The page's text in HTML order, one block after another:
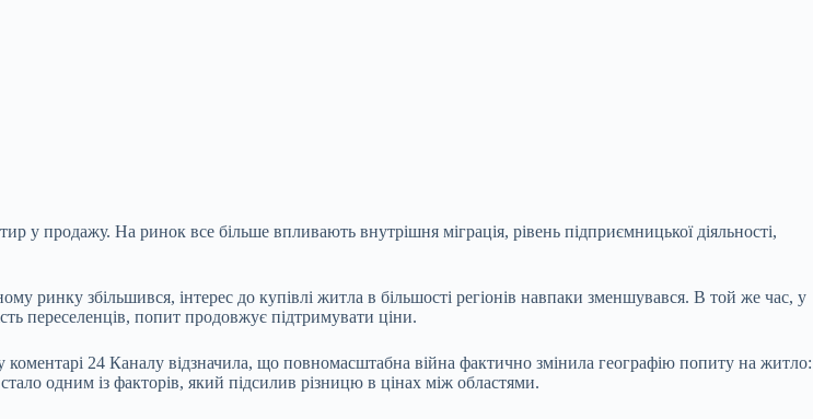
у продажу. На ринок все більше впливають внутрішня міграція, рівень підприємницької діяльності,
ринку збільшився, інтерес до купівлі житла в більшості регіонів навпаки зменшувався. В той же час, у
переселенців, попит продовжує підтримувати ціни.
24 Каналу відзначила, що повномасштабна війна фактично змінила географію попиту на житло:
одним із факторів, який підсилив різницю в цінах між областями.